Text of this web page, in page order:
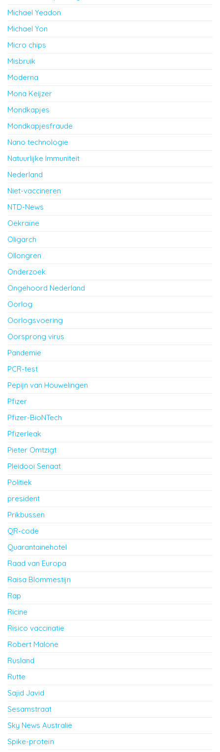
Michael Yeadon
Michael Yon
Micro chips
Misbruik
Moderna
Mona Keijzer
Mondkapjes
Mondkapjesfraude
Nano technologie
Natuurlijke Immuniteit
Nederland
Niet-vaccineren
NTD-News
Oekraïne
Oligarch
Ollongren
Onderzoek
Ongehoord Nederland
Oorlog
Oorlogsvoering
Oorsprong virus
Pandemie
PCR-test
Pepijn van Houwelingen
Pfizer
Pfizer-BioNTech
Pfizerleak
Pieter Omtzigt
Pleidooi Senaat
Politiek
president
Prikbussen
QR-code
Quarantainehotel
Raad van Europa
Raisa Blommestijn
Rap
Ricine
Risico vaccinatie
Robert Malone
Rusland
Rutte
Sajid Javid
Sesamstraat
Sky News Australië
Spike-proteïn